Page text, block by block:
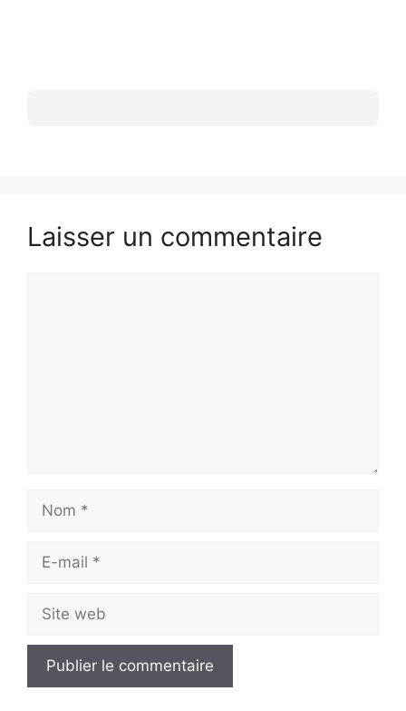
Laisser un commentaire
Nom
Site
web